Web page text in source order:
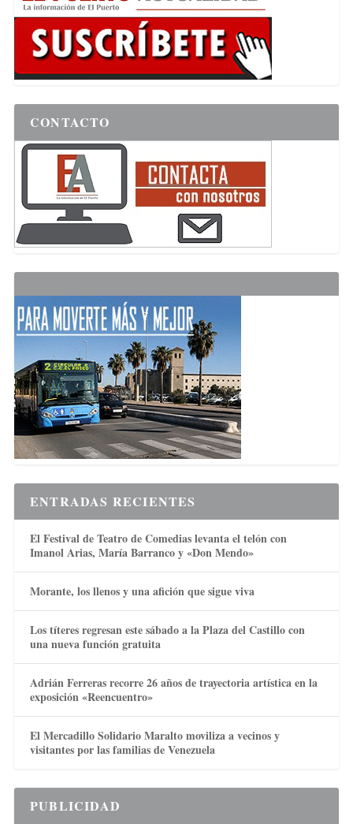
CONTACTO
ENTRADAS RECIENTES
El Festival de Teatro de Comedias levanta el telón con
Imanol Arias, María Barranco y «Don Mendo»
Morante, los llenos y una afición que sigue viva
Los títeres regresan este sábado a la Plaza del Castillo con
una nueva función gratuita
Adrián Ferreras recorre 26 años de trayectoria artística en la
exposición «Reencuentro»
El Mercadillo Solidario Maralto moviliza a vecinos y
visitantes por las familias de Venezuela
PUBLICIDAD